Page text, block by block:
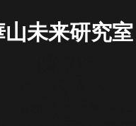
山未来研究室